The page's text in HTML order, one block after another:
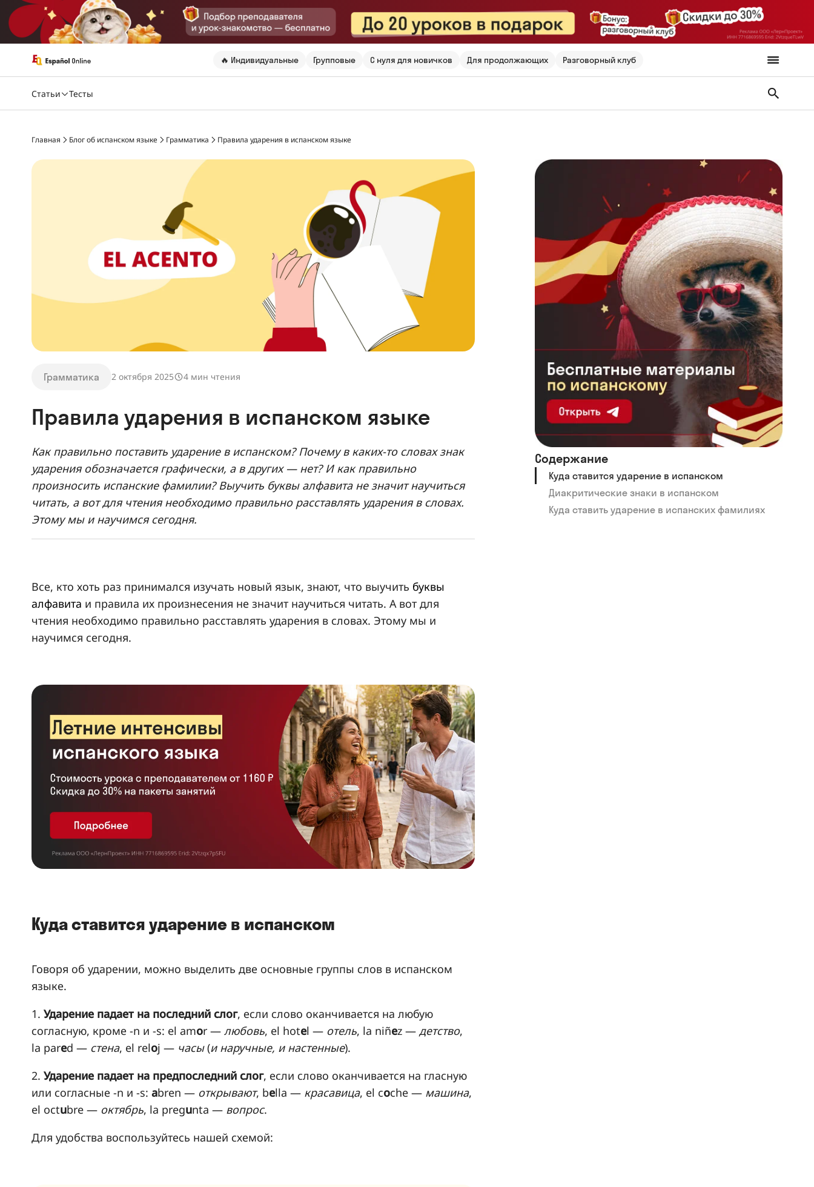
🔥 Индивидуальные Групповые С нуля для новичков Для продолжающих Разговорный клуб
Статьи Тесты
Главная Блог об испанском языке Грамматика Правила ударения в испанском языке
Грамматика 2 октября 2025 4 мин чтения
Правила ударения в испанском языке
Как правильно поставить ударение в испанском? Почему в каких-то словах знак
ударения обозначается графически, а в других — нет? И как правильно
произносить испанские фамилии? Выучить буквы алфавита не значит научиться
читать, а вот для чтения необходимо правильно расставлять ударения в словах.
Этому мы и научимся сегодня.
Все, кто хоть раз принимался изучать новый язык, знают, что выучить буквы
алфавита и правила их произнесения не значит научиться читать. А вот для
чтения необходимо правильно расставлять ударения в словах. Этому мы и
научимся сегодня.
Куда ставится ударение в испанском
Говоря об ударении, можно выделить две основные группы слов в испанском
языке.
1. Ударение падает на последний слог, если слово оканчивается на любую
согласную, кроме -n и -s: el amor — любовь, el hotel — отель, la niñez — детство,
la pared — стена, el reloj — часы(и наручные, и настенные).
2. Ударение падает на предпоследний слог, если слово оканчивается на гласную
или согласные -n и -s: abren — открывают, bella — красавица, el coche — машина,
el octubre — октябрь, la pregunta — вопрос.
Для удобства воспользуйтесь нашей схемой:
Содержание
Куда ставится ударение в испанском
Диакритические знаки в испанском
Куда ставить ударение в испанских фамилиях